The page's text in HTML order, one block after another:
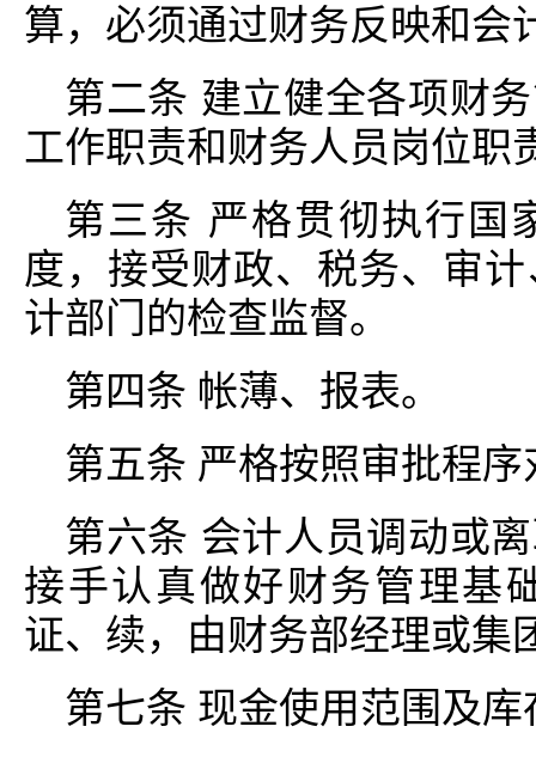
算，必须通过财务反映和会
第二条 建立健全各项财
工作职责和财务人员岗位职
第三条 严格贯彻执行国
度，接受财政、税务、审
计部门的检查监督。
第四条 帐薄、报表。
第五条 严格按照审批程
第六条 会计人员调动或
接手认真做好财务管理基
证、续，由财务部经理或集
第七条 现金使用范围及